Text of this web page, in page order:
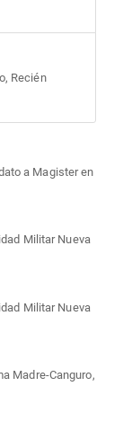
Recién
a Magister en
Militar Nueva
Militar Nueva
Madre-Canguro,